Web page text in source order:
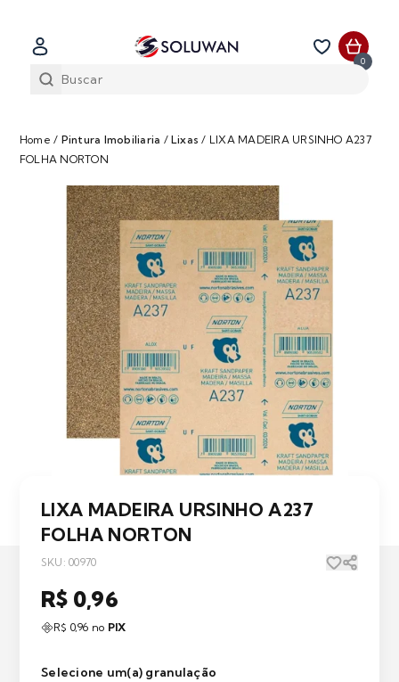
0
Home / Pintura Imobiliaria / Lixas / LIXA MADEIRA URSINHO A237
FOLHA NORTON
LIXA MADEIRA URSINHO A237
FOLHA NORTON
SKU: 00970
R$ 0,96
R$ 0,96 no PIX
Selecione um(a) granulação